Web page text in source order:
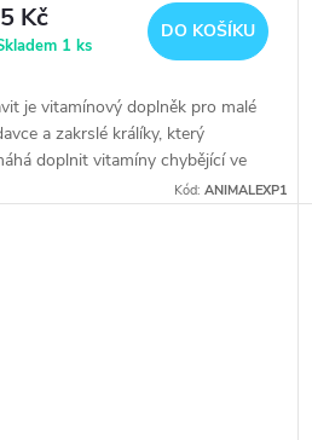
Kč
1 ks
DO KOŠÍKU
je vitamínový doplněk pro malé
a zakrslé králíky, který
doplnit vitamíny chybějící ve
založené na senu, obilí a
Kód: ANIMALEXP1